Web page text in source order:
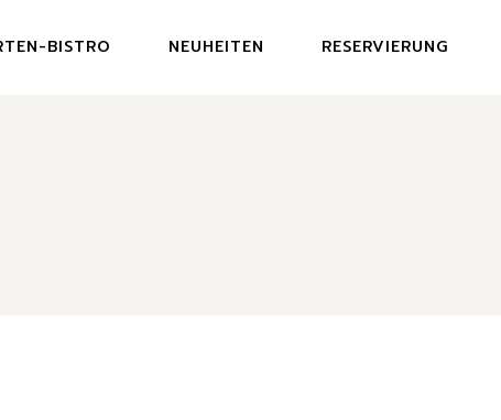
BISTRO NEUHEITEN RESERVIERUNG